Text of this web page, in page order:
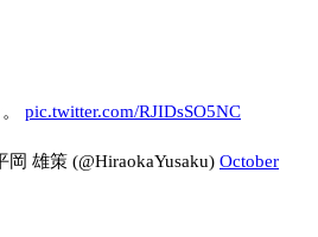
pic.twitter.com/RJIDsSO5NC
雄策 (@HiraokaYusaku) October